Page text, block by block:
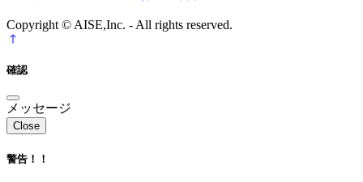
Copyright © AISE,Inc. - All rights reserved.
確認
メッセージ
Close
警告！！